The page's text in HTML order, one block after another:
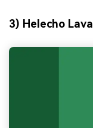
3) Helecho